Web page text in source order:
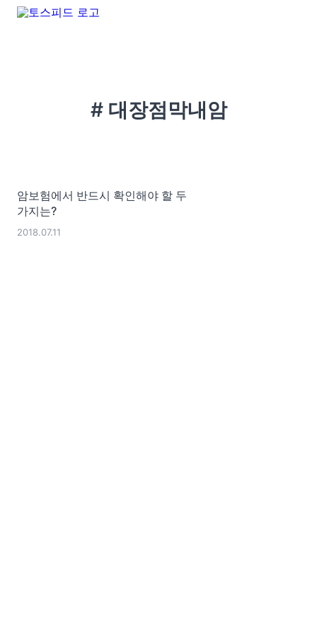
# 대장점막내암
암보험에서 반드시 확인해야 할 두
가지는?
2018.07.11